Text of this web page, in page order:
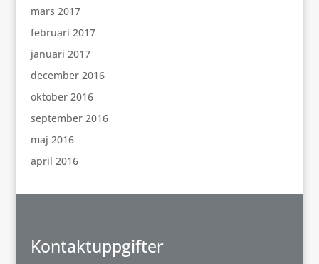
mars 2017
februari 2017
januari 2017
december 2016
oktober 2016
september 2016
maj 2016
april 2016
Kontaktuppgifter